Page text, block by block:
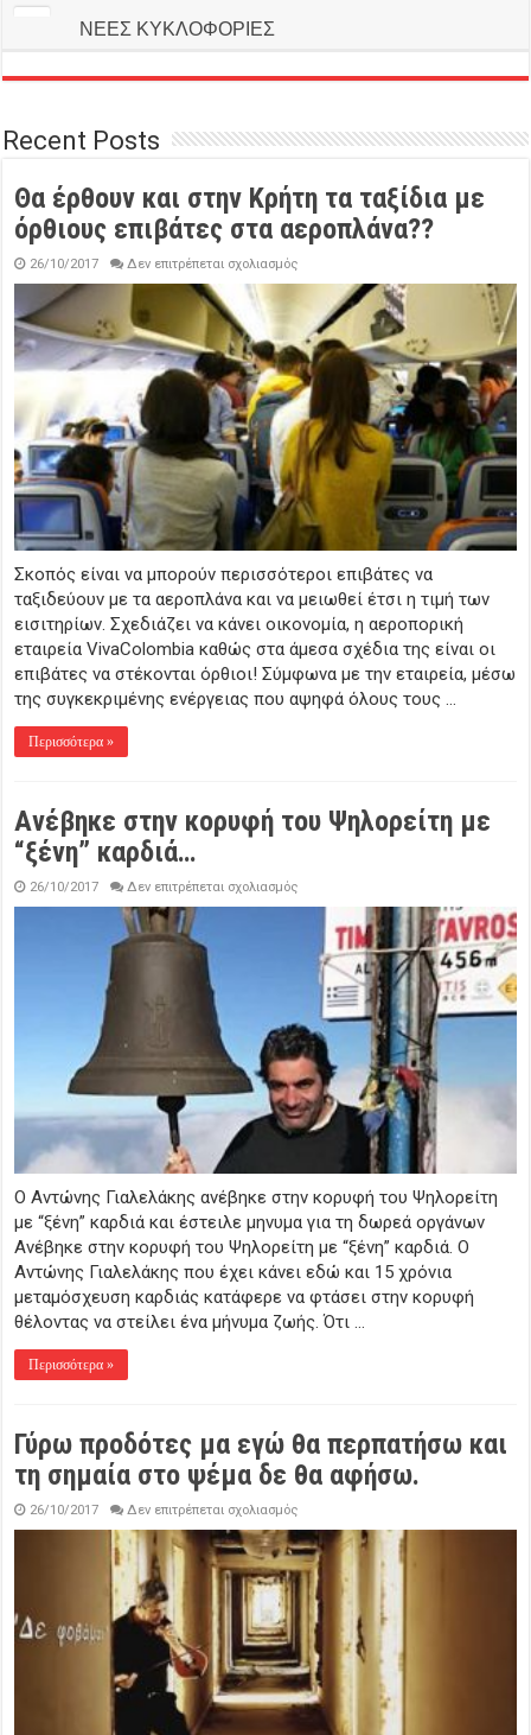
ΝΕΕΣ ΚΥΚΛΟΦΟΡΙΕΣ
Recent Posts
Θα έρθουν και στην Κρήτη τα ταξίδια με
όρθιους επιβάτες στα αεροπλάνα??
26/10/2017 Δεν επιτρέπεται σχολιασμόςστο
και
στην
Κρήτη
τα
ταξίδια
με
όρθιους
επιβάτες
στα
αεροπλάνα??
Σκοπός είναι να μπορούν περισσότεροι επιβάτες να
ταξιδεύουν με τα αεροπλάνα και να μειωθεί έτσι η τιμή των
εισιτηρίων. Σχεδιάζει να κάνει οικονομία, η αεροπορική
εταιρεία VivaColombia καθώς στα άμεσα σχέδια της είναι οι
επιβάτες να στέκονται όρθιοι! Σύμφωνα με την εταιρεία, μέσω
της συγκεκριμένης ενέργειας που αψηφά όλους τους …
Περισσότερα »
Aνέβηκε στην κορυφή του Ψηλορείτη με
“ξένη” καρδιά…
26/10/2017 Δεν επιτρέπεται σχολιασμόςστο
κορυφή
Ψηλορείτη
“ξένη”
καρδιά…
Ο Αντώνης Γιαλελάκης ανέβηκε στην κορυφή του Ψηλορείτη
με “ξένη” καρδιά και έστειλε μηνυμα για τη δωρεά οργάνων
Ανέβηκε στην κορυφή του Ψηλορείτη με “ξένη” καρδιά. Ο
Αντώνης Γιαλελάκης που έχει κάνει εδώ και 15 χρόνια
μεταμόσχευση καρδιάς κατάφερε να φτάσει στην κορυφή
θέλοντας να στείλει ένα μήνυμα ζωής. Ότι …
Περισσότερα »
Γύρω προδότες μα εγώ θα περπατήσω και
τη σημαία στο ψέμα δε θα αφήσω.
26/10/2017 Δεν επιτρέπεται σχολιασμόςστο
προδότες
μα
εγώ
θα
περπατήσω
και
σημαία
στο
ψέμα
δε
θα
αφήσω.